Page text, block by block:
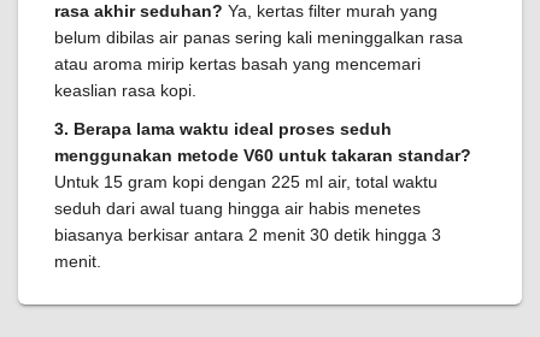
rasa akhir seduhan? Ya, kertas filter murah yang
belum dibilas air panas sering kali meninggalkan rasa
atau aroma mirip kertas basah yang mencemari
keaslian rasa kopi.
3. Berapa lama waktu ideal proses seduh
menggunakan metode V60 untuk takaran standar?
Untuk 15 gram kopi dengan 225 ml air, total waktu
seduh dari awal tuang hingga air habis menetes
biasanya berkisar antara 2 menit 30 detik hingga 3
menit.